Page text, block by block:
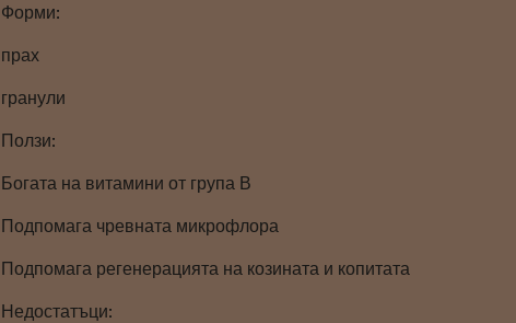
Форми:
прах
гранули
Ползи:
Богата на витамини от група В
Подпомага чревната микрофлора
Подпомага регенерацията на козината и копитата
Недостатъци: